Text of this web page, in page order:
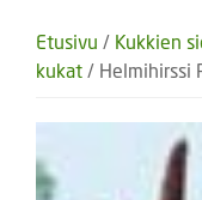
Etusivu / Kukkien
kukat / Helmihirssi